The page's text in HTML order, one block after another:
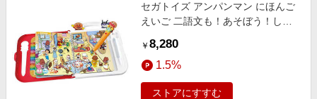
金融・マネー・保険
デジタルコンテンツ
ビジネス・その他サービス
Samsung ボーナスキャンペーン
週末の高還元 夏の長期版
セガトイズ アンパンマン にほんご
えいご 二語文も！あそぼう！しゃ
BOX
￥ 8,280
1.5%
ストアにすすむ